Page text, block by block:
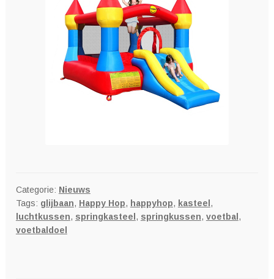
Categorie: Nieuws
Tags: glijbaan, Happy Hop, happyhop, kasteel ,
luchtkussen, springkasteel , springkussen, voetbal ,
voetbaldoel